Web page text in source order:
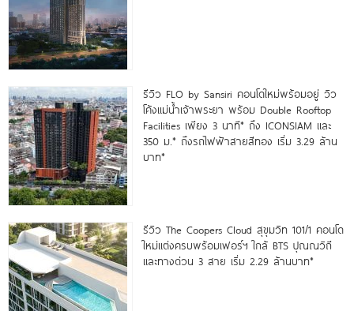
รีวิว FLO by Sansiri คอนโดใหม่พร้อมอยู่ วิว
โค้งแม่น้ำเจ้าพระยา พร้อม Double Rooftop
Facilities เพียง 3 นาที* ถึง ICONSIAM และ
350 ม.* ถึงรถไฟฟ้าสายสีทอง เริ่ม 3.29 ล้าน
บาท*
รีวิว The Coopers Cloud สุขุมวิท 101/1 คอนโด
ใหม่แต่งครบพร้อมเฟอร์ฯ ใกล้ BTS ปุณณวิถี
และทางด่วน 3 สาย เริ่ม 2.29 ล้านบาท*